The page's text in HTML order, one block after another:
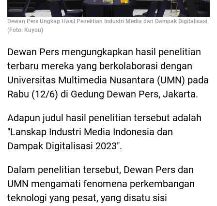
Dewan Pers Ungkap Hasil Penelitian Industri Media dan Dampak Digitalisasi
(Foto: Kuyou)
Dewan Pers mengungkapkan hasil penelitian
terbaru mereka yang berkolaborasi dengan
Universitas Multimedia Nusantara (UMN) pada
Rabu (12/6) di Gedung Dewan Pers, Jakarta.
Adapun judul hasil penelitian tersebut adalah
"Lanskap Industri Media Indonesia dan
Dampak Digitalisasi 2023".
Dalam penelitian tersebut, Dewan Pers dan
UMN mengamati fenomena perkembangan
teknologi yang pesat, yang disatu sisi